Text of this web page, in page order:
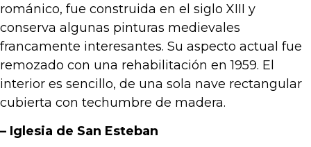
románico, fue construida en el siglo XIII y
conserva algunas pinturas medievales
francamente interesantes. Su aspecto actual fue
remozado con una rehabilitación en 1959. El
interior es sencillo, de una sola nave rectangular
cubierta con techumbre de madera.
– Iglesia de San Esteban